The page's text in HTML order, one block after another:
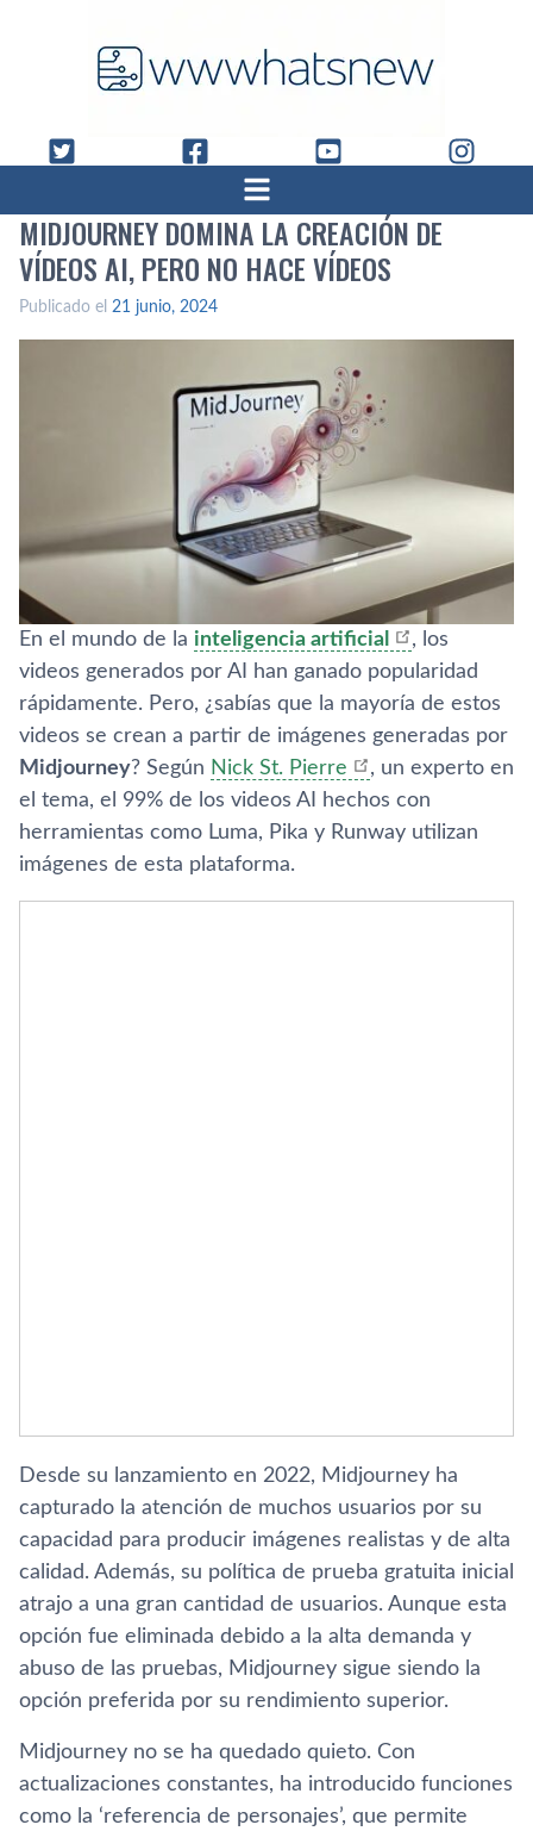
MIDJOURNEY DOMINA LA CREACIÓN DE
VÍDEOS AI, PERO NO HACE VÍDEOS
Publicado el 21 junio, 2024
En el mundo de la inteligencia artificial
, los
videos generados por AI han ganado popularidad
rápidamente. Pero, ¿sabías que la mayoría de estos
videos se crean a partir de imágenes generadas por
Midjourney? Según Nick St. Pierre
, un experto en
el tema, el 99% de los videos AI hechos con
herramientas como Luma, Pika y Runway utilizan
imágenes de esta plataforma.
Desde su lanzamiento en 2022, Midjourney ha
capturado la atención de muchos usuarios por su
capacidad para producir imágenes realistas y de alta
calidad. Además, su política de prueba gratuita inicial
atrajo a una gran cantidad de usuarios. Aunque esta
opción fue eliminada debido a la alta demanda y
abuso de las pruebas, Midjourney sigue siendo la
opción preferida por su rendimiento superior.
Midjourney no se ha quedado quieto. Con
actualizaciones constantes, ha introducido funciones
como la ‘referencia de personajes’, que permite